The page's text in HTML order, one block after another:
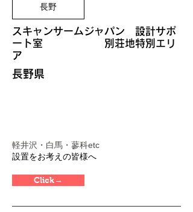
長野
スキャンサームジャパン ​ 設計サポ
ート室 別荘地特別エリ
ア
長野県
軽井沢・白馬・蓼科etc
​設置をお考えの皆様へ
Click→